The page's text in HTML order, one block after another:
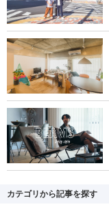
カテゴリから記事を探す